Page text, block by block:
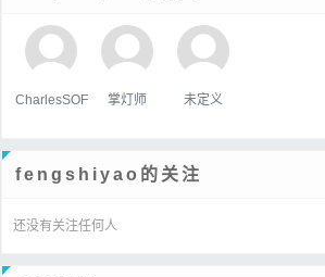
CharlesSOF 掌灯师 未定义
fengshiyao的关注
还没有关注任何人